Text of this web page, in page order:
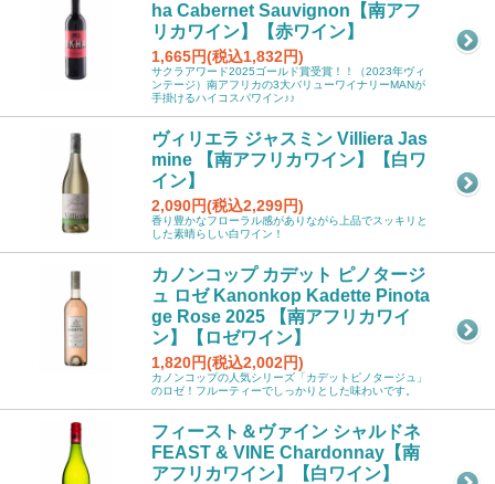
ha Cabernet Sauvignon【南アフ
リカワイン】【赤ワイン】
1,665円(税込1,832円)
サクラアワード2025ゴールド賞受賞！！（2023年ヴィ
ンテージ）南アフリカの3大バリューワイナリーMANが
手掛けるハイコスパワイン♪♪
ヴィリエラ ジャスミン Villiera Jas
mine 【南アフリカワイン】【白ワ
イン】
2,090円(税込2,299円)
香り豊かなフローラル感がありながら上品でスッキリと
した素晴らしい白ワイン！
カノンコップ カデット ピノタージ
ュ ロゼ Kanonkop Kadette Pinota
ge Rose 2025 【南アフリカワイ
ン】【ロゼワイン】
1,820円(税込2,002円)
カノンコップの人気シリーズ「カデットピノタージュ」
のロゼ！フルーティーでしっかりとした味わいです。
フィースト＆ヴァイン シャルドネ
FEAST & VINE Chardonnay【南
アフリカワイン】【白ワイン】